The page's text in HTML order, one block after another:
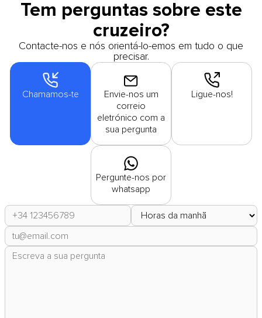
Tem perguntas sobre este
cruzeiro?
Contacte-nos e nós orientá-lo-emos em tudo o que
precisar.
Chamamos-te
Envie-nos um
correio
eletrónico com a
sua pergunta
Ligue-nos!
Pergunte-nos por
whatsapp